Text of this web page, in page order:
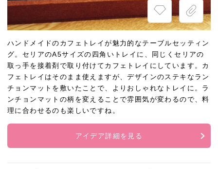
ハンドメイドのカフェトレイが魅力的なテーブルセッティン
グ。セリアのA5サイズの四角いトレイに、同じくセリアの
取っ手を接着剤で取り付けてカフェトレイにしています。カ
フェトレイはそのまま使えますが、デザインのステキなラン
チョンマットを敷いたことで、よりおしゃれなトレイに。ラ
ンチョンマットの柄を変えることで雰囲気が変わるので、料
理に合わせるのも楽しいですね。
アイデア詳細を見る